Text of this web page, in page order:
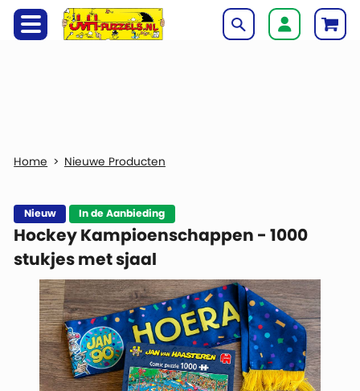
Nieuwe Producten
Nieuw In de Aanbieding
Hockey Kampioenschappen - 1000
stukjes met sjaal